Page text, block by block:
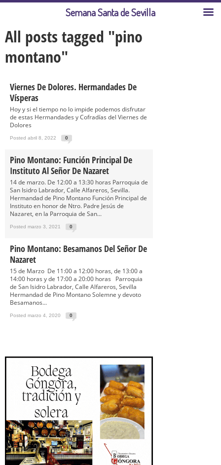
All posts tagged "pino
montano"
Viernes De Dolores. Hermandades De
Vísperas
Hoy y si el tiempo no lo impide podemos disfrutar
de estas Hermandades y Cofradías del Viernes de
Dolores
Posted abril 8, 2022 0
Pino Montano: Función Principal De
Instituto Al Señor De Nazaret
14 de marzo. De 12:00 a 13:30 horas Parroquia de
San Isidro Labrador, Calle Alfareros, Sevilla.
Hermandad de Pino Montano Función Principal de
Instituto en honor de Ntro. Padre Jesús de
Nazaret, en la Parroquia de San...
Posted marzo 3, 2021 0
Pino Montano: Besamanos Del Señor De
Nazaret
15 de Marzo De 11:00 a 12:00 horas, de 13:00 a
14:00 horas y de 17:00 a 20:00 horas Parroquia
de San Isidro Labrador, Calle Alfareros, Sevilla
Hermandad de Pino Montano Solemne y devoto
Besamanos...
Posted marzo 4, 2020 0
Semana Santa de Sevilla